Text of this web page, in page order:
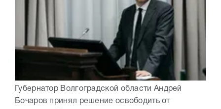
Губернатор Волгоградской области Андрей
Бочаров принял решение освободить от